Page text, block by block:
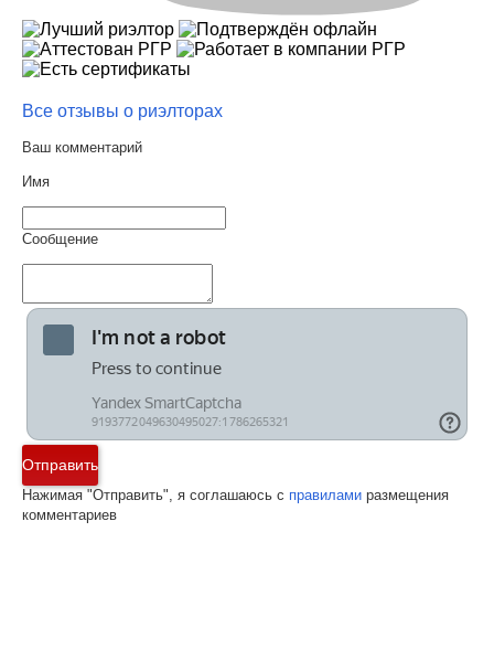
Все отзывы о риэлторах
Ваш комментарий
Имя
Сообщение
Отправить
Нажимая "Отправить", я соглашаюсь с правилами размещения
комментариев